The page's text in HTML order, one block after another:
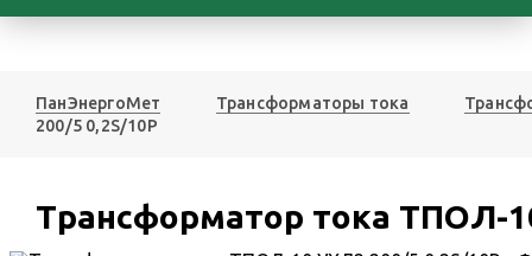
ПанЭнергоМет Трансформаторы тока
200/5 0,2S/10Р
Трансформатор тока ТПОЛ-